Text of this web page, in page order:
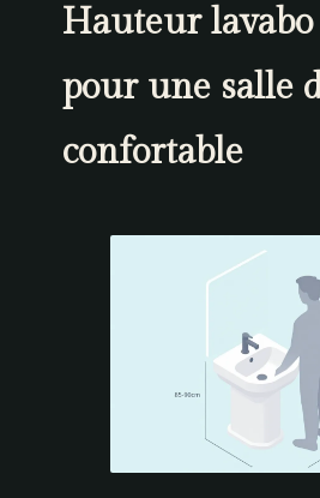
Hauteur
pour une salle
confortable